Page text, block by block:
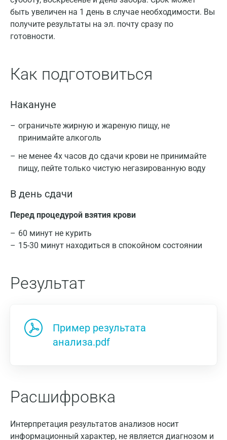
быть увеличен на 1 день в случае необходимости. Вы
получите результаты на эл. почту сразу по
готовности.
Как подготовиться
Накануне
ограничьте жирную и жареную пищу, не
принимайте алкоголь
не менее 4х часов до сдачи крови не принимайте
пищу, пейте только чистую негазированную воду
В день сдачи
Перед процедурой взятия крови
60 минут не курить
15-30 минут находиться в спокойном состоянии
Результат
Пример результата
анализа.pdf
Расшифровка
Интерпретация результатов анализов носит
информационный характер, не является диагнозом и